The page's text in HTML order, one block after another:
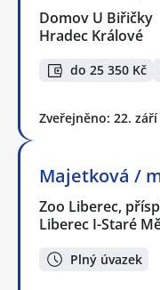
Domov U Biřičky
Hradec Králové
do 25 350 Kč
Zveřejněno: 22. září
Majetková /
Zoo Liberec,
Liberec I-Staré
Plný úvazek